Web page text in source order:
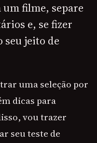
filme, separe
e, se fizer
seu jeito de
uma seleção por
dicas para
vou trazer
seu teste de